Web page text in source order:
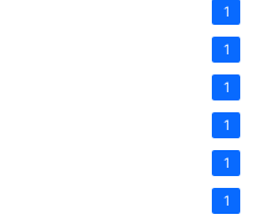
1
1
1
1
1
1